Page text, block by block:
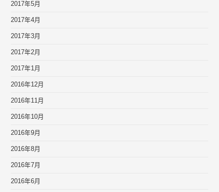
2017年5月
2017年4月
2017年3月
2017年2月
2017年1月
2016年12月
2016年11月
2016年10月
2016年9月
2016年8月
2016年7月
2016年6月